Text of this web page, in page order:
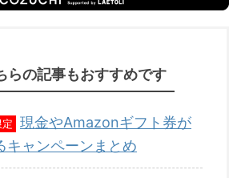
らの記事もおすすめです
現金やAmazonギフト券が
キャンペーンまとめ